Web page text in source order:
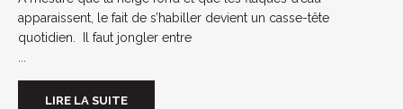
apparaissent, le fait de s’habiller devient un casse-tête
quotidien. Il faut jongler entre
LIRE LA SUITE